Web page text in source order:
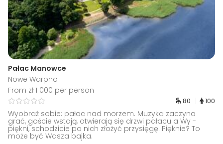
Pałac Manowce
Nowe Warpno
From zł 1 000 per person
80 100
Wyobraź sobie: pałac nad morzem. Muzyka zaczyna
grać, goście wstają, otwierają się drzwi pałacu a Wy -
piękni, schodzicie po nich złożyć przysięgę. Pięknie? To
może być Wasza bajka.